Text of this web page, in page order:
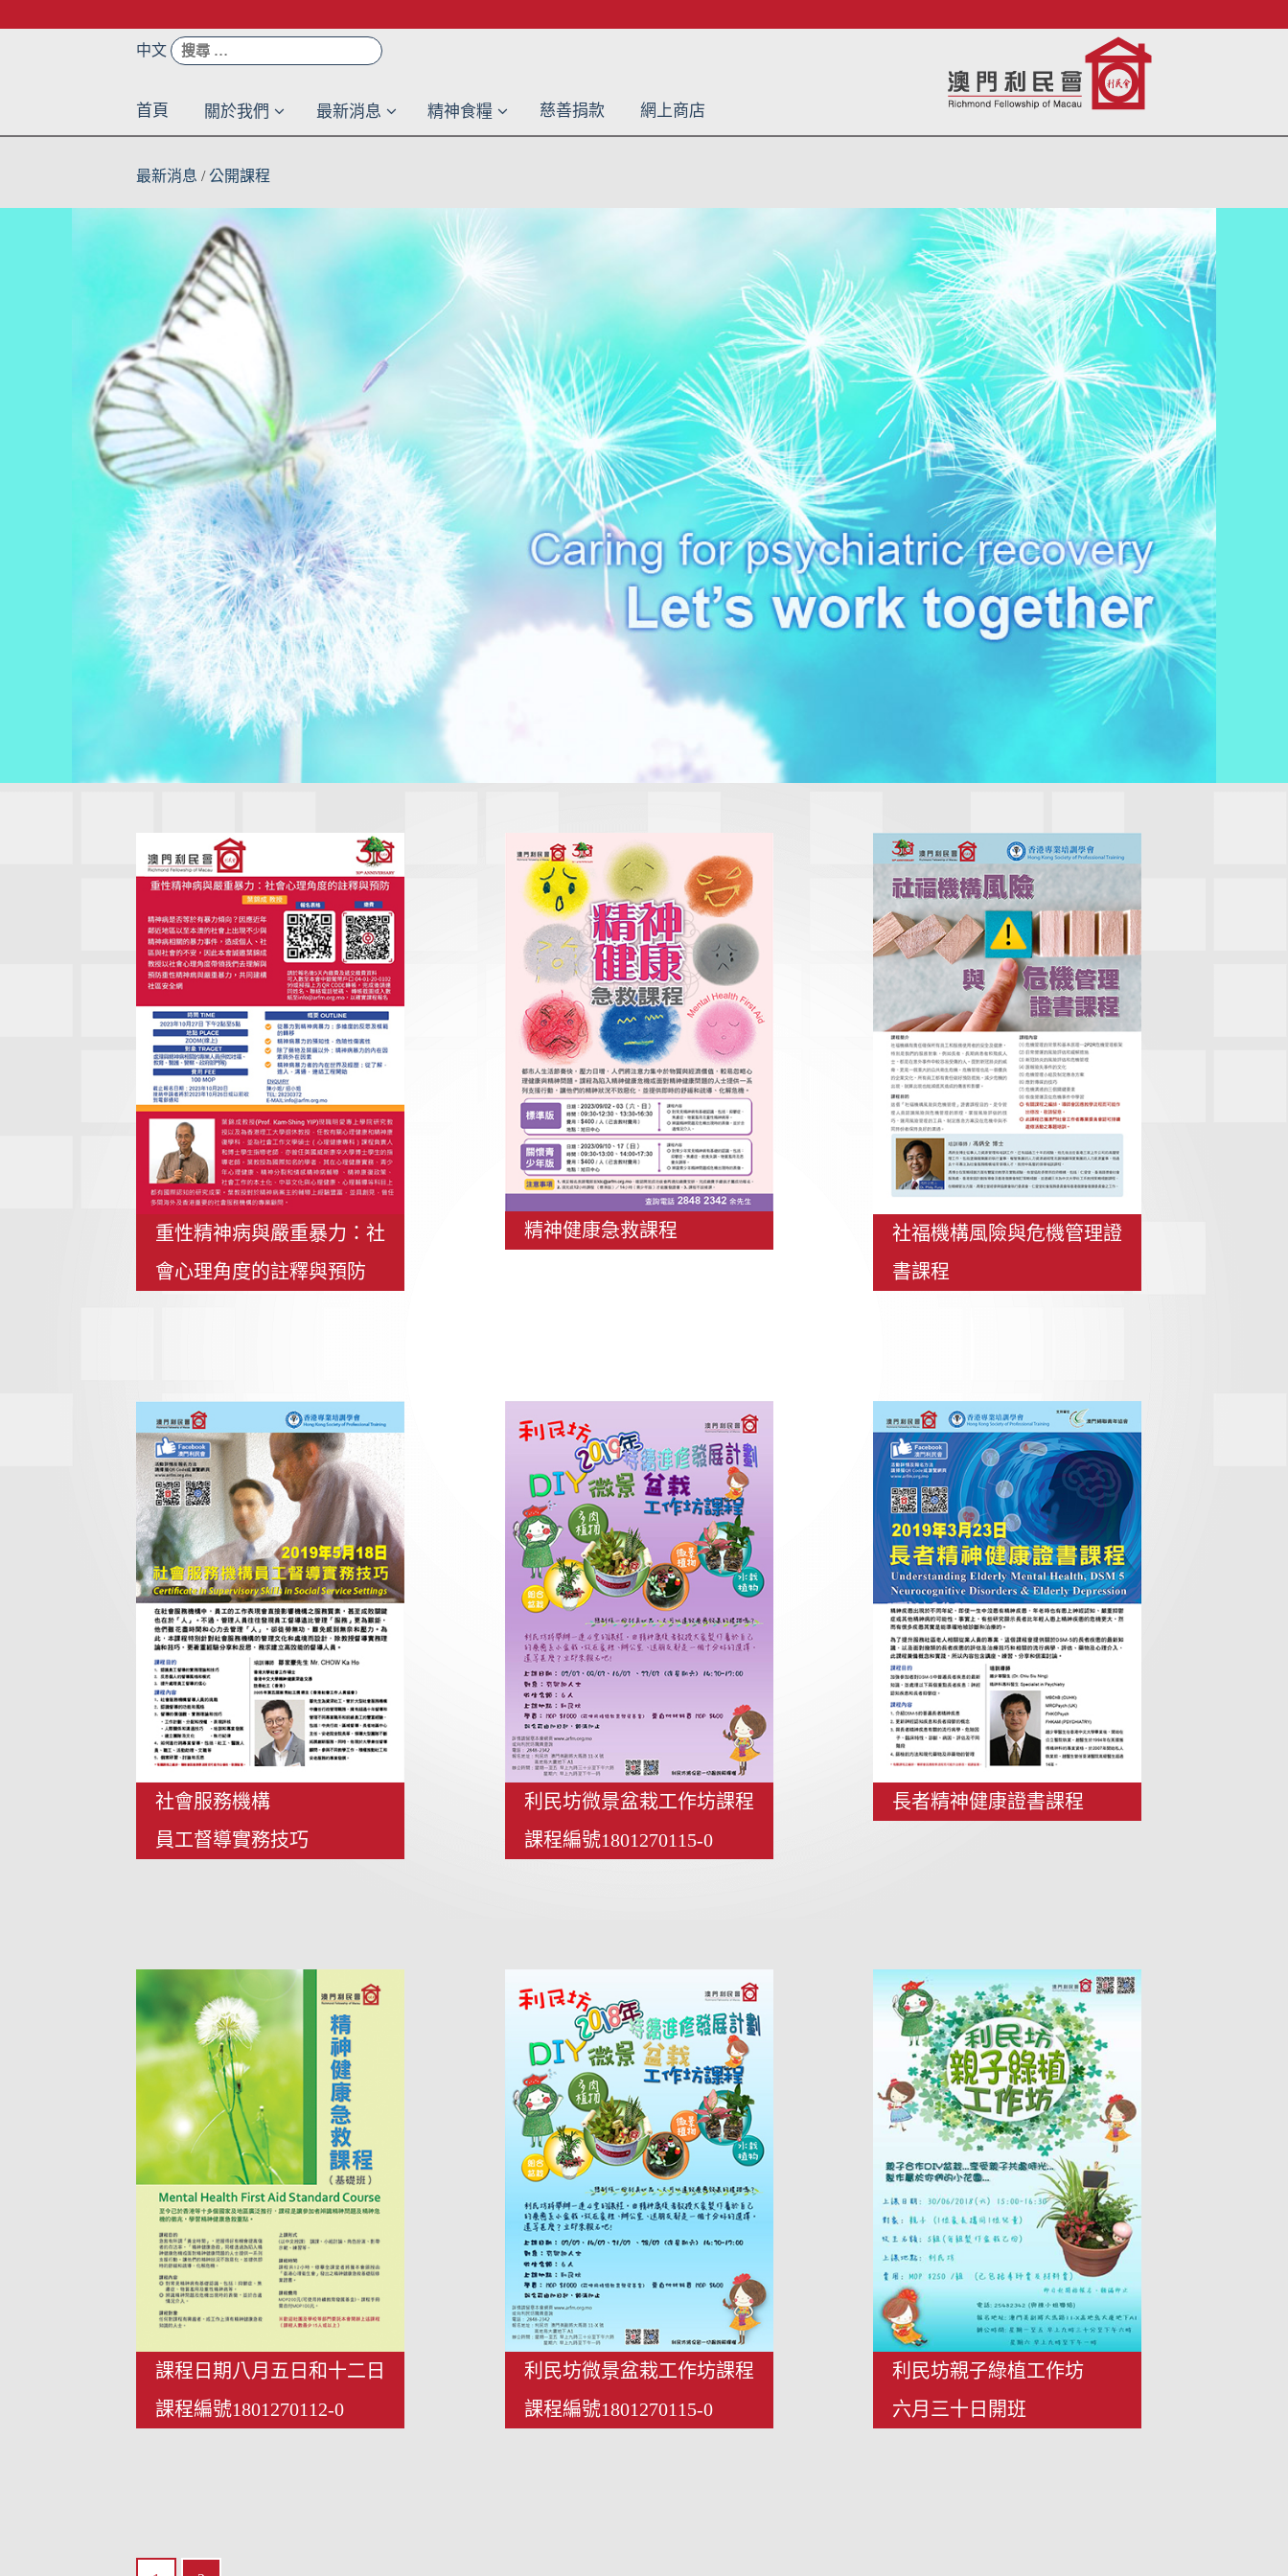
to
中文 搜
尋：
首頁 關於我們 最新消息 精神食糧 慈善捐款 網上商店
最新消息 /公開課程
重性精神病與嚴重暴力：社
會心理角度的註釋與預防
精神健康急救課程
社福機構風險與危機管理證
書課程
社會服務機構
員工督導實務技巧
利民坊微景盆栽工作坊課程
課程編號1801270115-0
長者精神健康證書課程
課程日期八月五日和十二日
課程編號1801270112-0
利民坊微景盆栽工作坊課程
課程編號1801270115-0
利民坊親子綠植工作坊
六月三十日開班